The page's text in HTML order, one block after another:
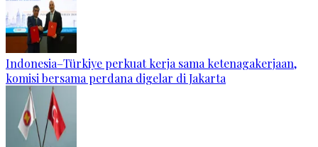
Indonesia–Türkiye perkuat kerja sama ketenagakerjaan,
komisi bersama perdana digelar di Jakarta